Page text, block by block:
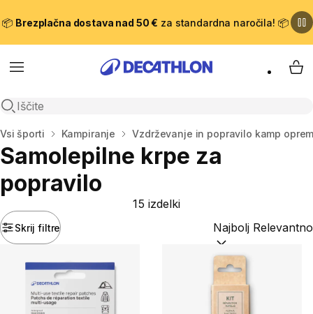
📦 Brezplačna dostava nad 50 € za standardna naročila! 📦
Meni
Odpri iskanje
Domov
Vsi športi Kampiranje Vzdrževanje in popravilo kamp
Samolepilne krpe za
popravilo
Skrij filtre
15 izdelki
Razvrsti po: